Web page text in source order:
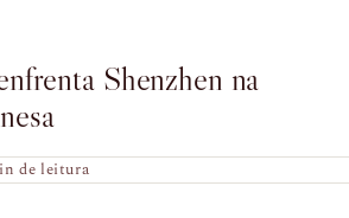
Shenzhen na
de leitura